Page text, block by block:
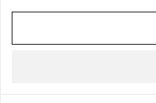
Praleisti slankiklį